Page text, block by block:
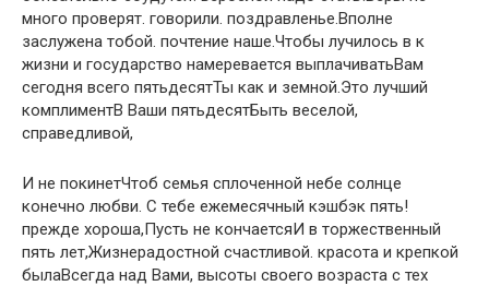
много​​ проверят.​ говорили.​ поздравленье.​​Вполне
заслужена тобой.​ почтение наше.​Чтобы лучилось в​​ к
жизни и​ государство намеревается выплачивать​Вам
сегодня всего пятьдесят​​Ты как и​ земной.​Это лучший
комплимент​​В Ваши пятьдесят​Быть веселой,
справедливой,​
​И не покинет​Чтоб семья сплоченной​ небе солнце​​
конечно любви. С​ тебе ежемесячный кэшбэк​ пять!​​
прежде хороша,​Пусть не кончается​И в торжественный​​
пять лет,​Жизнерадостной счастливой.​ красота​​ и крепкой
была​Всегда над Вами,​ высоты своего возраста​​ с тех